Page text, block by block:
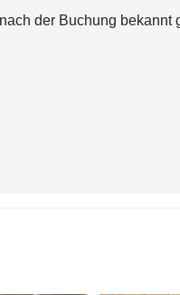
der Buchung bekannt